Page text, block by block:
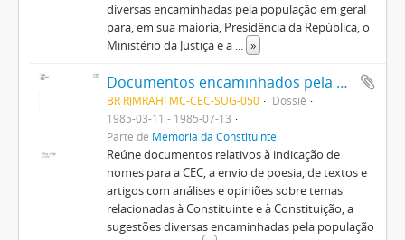
diversas encaminhadas pela população em geral
para, em sua maioria, Presidência da República, o
Ministério da Justiça e a ... »
Documentos encaminhados pela população em geral
BR RJMRAHI MC-CEC-SUG-050
Dossiê
1985-03-11 - 1985-07-13
Parte de Memória da Constituinte
Reúne documentos relativos à indicação de
nomes para a CEC, a envio de poesia, de textos e
artigos com análises e opiniões sobre temas
relacionadas à Constituinte e à Constituição, a
sugestões diversas encaminhadas pela população